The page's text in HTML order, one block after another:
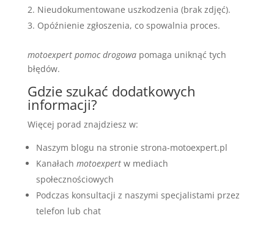
Nieudokumentowane uszkodzenia (brak zdjęć).
Opóźnienie zgłoszenia, co spowalnia proces.
motoexpert pomoc drogowapomaga uniknąć tych
błędów.
Gdzie szukać dodatkowych
informacji?
Więcej porad znajdziesz w:
Naszym blogu na stronie strona-motoexpert.pl
Kanałach motoexpertw mediach
społecznościowych
Podczas konsultacji z naszymi specjalistami przez
telefon lub chat